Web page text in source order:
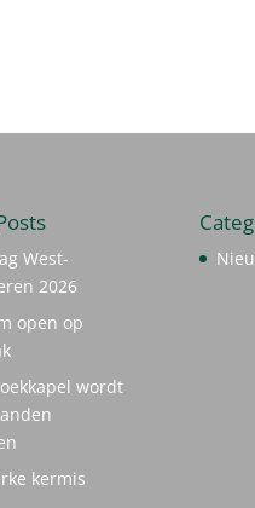
West-
2026
open op
wordt
kermis